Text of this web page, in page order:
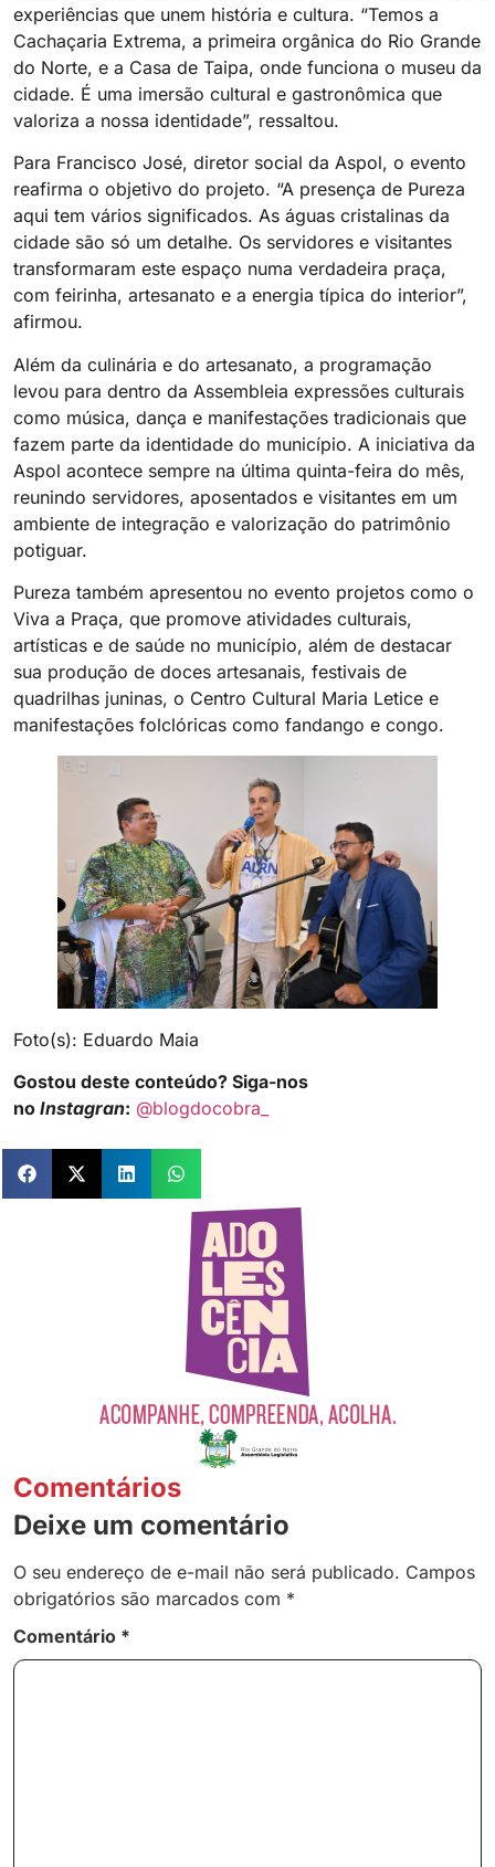
experiências que unem história e cultura. “Temos a
Cachaçaria Extrema, a primeira orgânica do Rio Grande
do Norte, e a Casa de Taipa, onde funciona o museu da
cidade. É uma imersão cultural e gastronômica que
valoriza a nossa identidade”, ressaltou.
Para Francisco José, diretor social da Aspol, o evento
reafirma o objetivo do projeto. “A presença de Pureza
aqui tem vários significados. As águas cristalinas da
cidade são só um detalhe. Os servidores e visitantes
transformaram este espaço numa verdadeira praça,
com feirinha, artesanato e a energia típica do interior”,
afirmou.
Além da culinária e do artesanato, a programação
levou para dentro da Assembleia expressões culturais
como música, dança e manifestações tradicionais que
fazem parte da identidade do município. A iniciativa da
Aspol acontece sempre na última quinta-feira do mês,
reunindo servidores, aposentados e visitantes em um
ambiente de integração e valorização do patrimônio
potiguar.
Pureza também apresentou no evento projetos como o
Viva a Praça, que promove atividades culturais,
artísticas e de saúde no município, além de destacar
sua produção de doces artesanais, festivais de
quadrilhas juninas, o Centro Cultural Maria Letice e
manifestações folclóricas como fandango e congo.
Foto(s): Eduardo Maia
Gostou deste conteúdo? Siga-nos
no Instagran: @blogdocobra_
Comentários
Deixe um comentário
O seu endereço de e-mail não será publicado. Campos
obrigatórios são marcados com *
Comentário *